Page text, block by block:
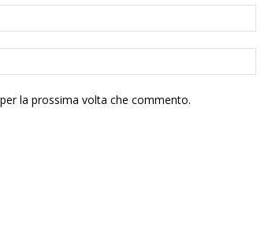
la prossima volta che commento.